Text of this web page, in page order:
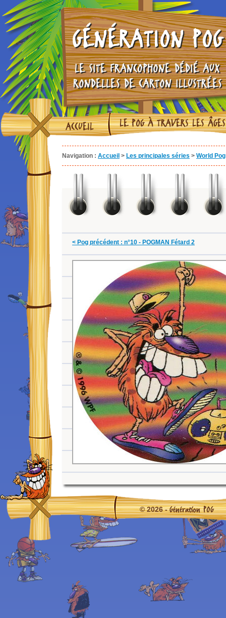
GÉNÉRATION POG
LE SITE FRANCOPHONE DÉDIÉ AUX
RONDELLES DE CARTON ILLUSTRÉES
ACCUEIL LE POG À TRAVERS LES ÂGES
Navigation : Accueil > Les principales séries > World
< Pog précédent : n°10 - POGMAN Fétard 2
© 2026 -Génération POG